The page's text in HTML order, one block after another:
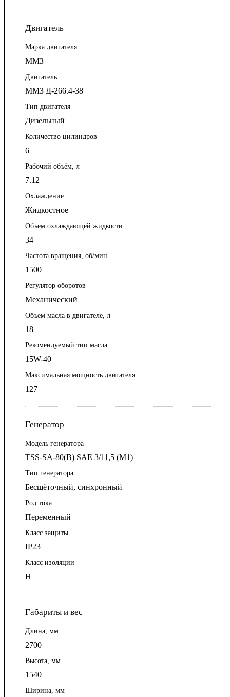
Двигатель
Марка двигателя
ММЗ
Двигатель
ММЗ Д-266.4-38
Тип двигателя
Дизельный
Количество цилиндров
6
Рабочий объём, л
7.12
Охлаждение
Жидкостное
Объем охлаждающей жидкости
34
Частота вращения, об/мин
1500
Регулятор оборотов
Механический
Объем масла в двигателе, л
18
Рекомендуемый тип масла
15W-40
Максимальная мощность двигателя
127
Генератор
Модель генератора
TSS-SA-80(B) SAE 3/11,5 (М1)
Тип генератора
Бесщёточный, синхронный
Род тока
Переменный
Класс защиты
IP23
Класс изоляции
Н
Габариты и вес
Длина, мм
2700
Высота, мм
1540
Ширина, мм